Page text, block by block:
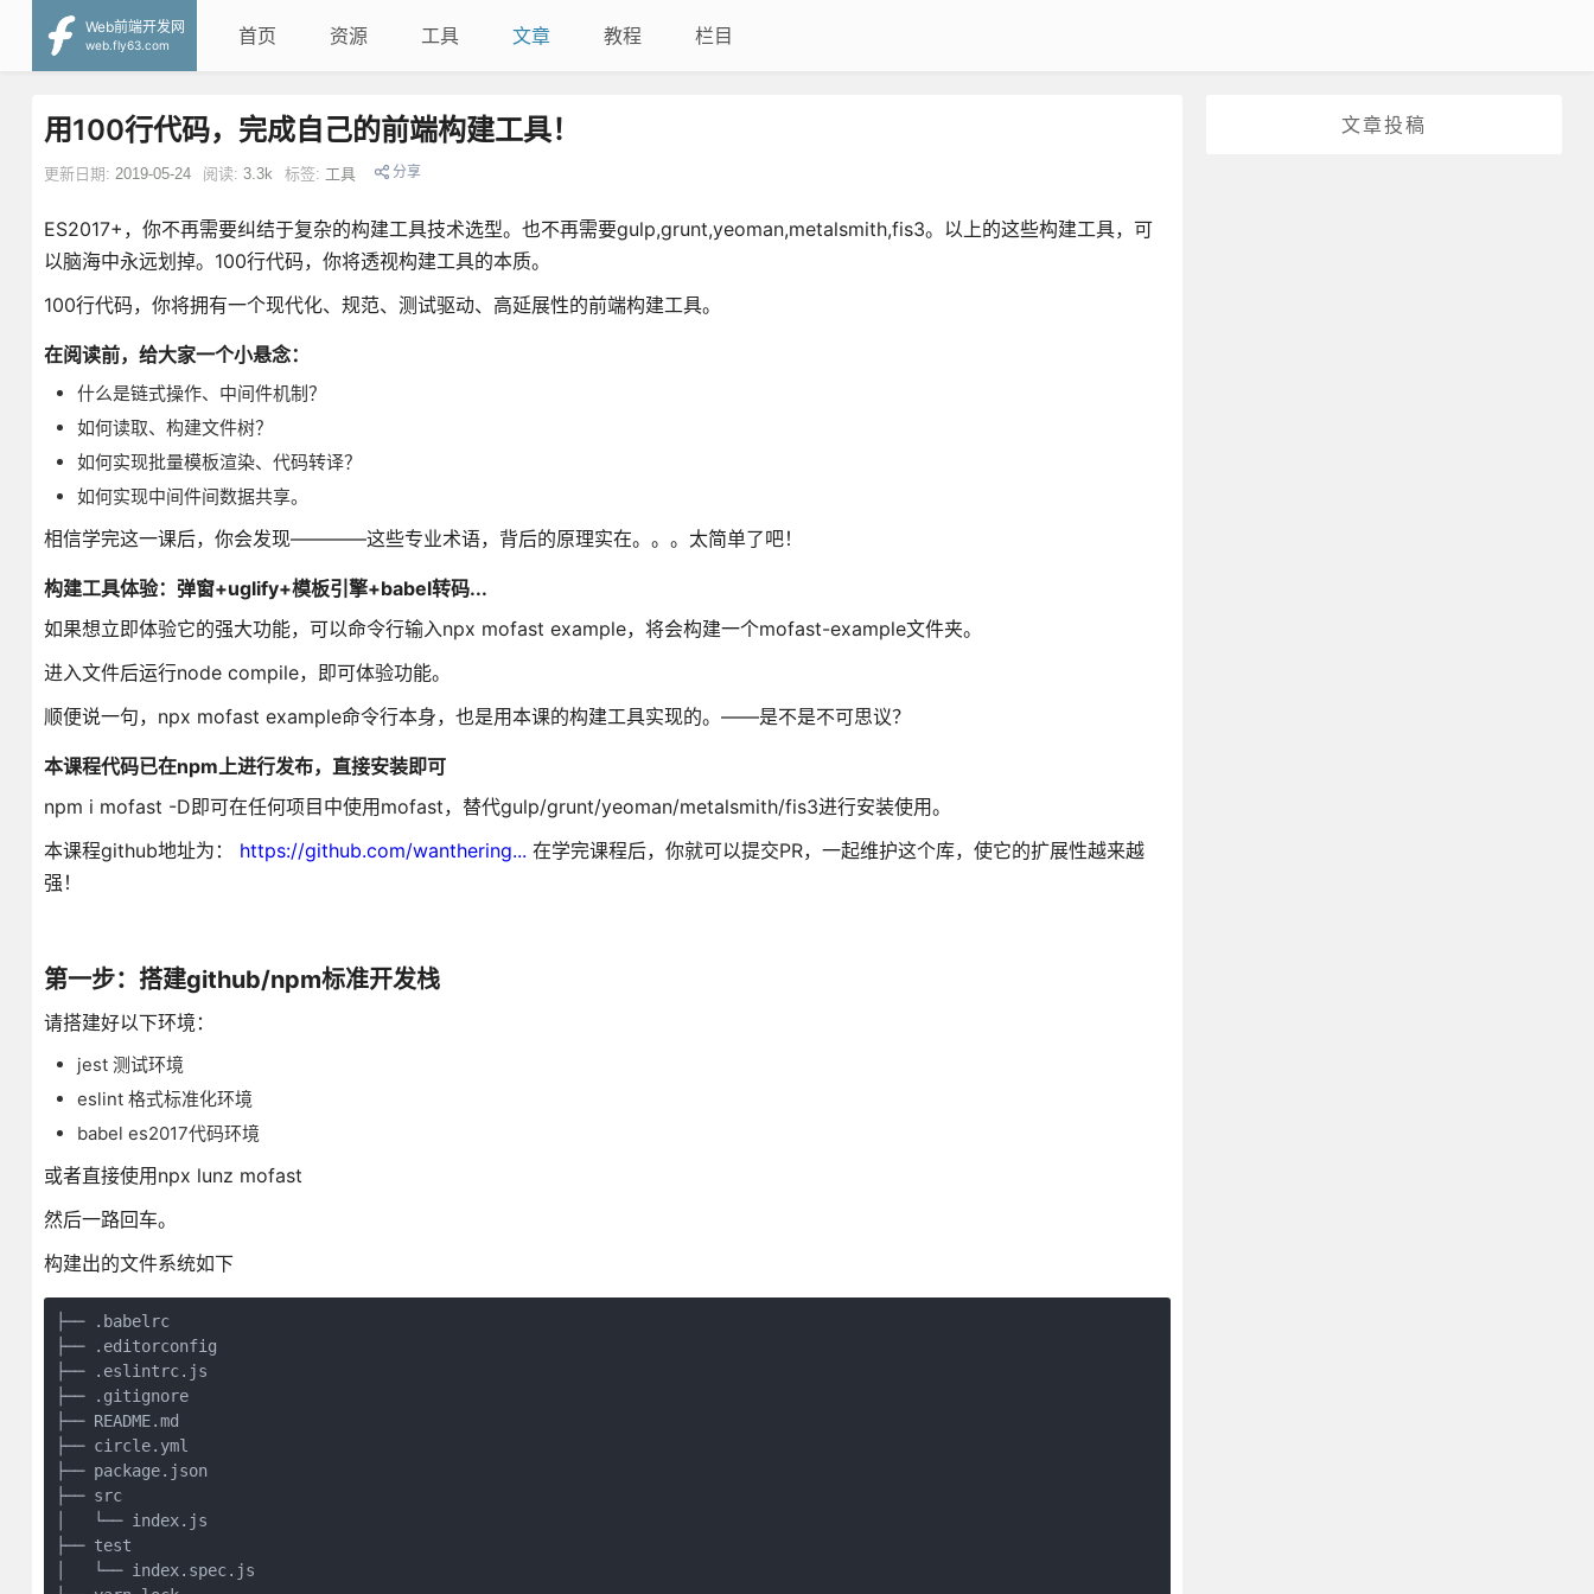
Web前端开发网
web.fly63.com
首页 资源 工具 文章 教程 栏目
文章投稿
用100行代码，完成自己的前端构建工具！
更新日期: 2019-05-24 阅读: 3.3k 标签: 工具 分享
ES2017+，你不再需要纠结于复杂的构建工具技术选型。也不再需要gulp,grunt,yeoman,metalsmith,fis3。以上的这些构建工具，可
以脑海中永远划掉。100行代码，你将透视构建工具的本质。
100行代码，你将拥有一个现代化、规范、测试驱动、高延展性的前端构建工具。
在阅读前，给大家一个小悬念：
什么是链式操作、中间件机制？
如何读取、构建文件树？
如何实现批量模板渲染、代码转译？
如何实现中间件间数据共享。
相信学完这一课后，你会发现————这些专业术语，背后的原理实在。。。太简单了吧！
构建工具体验：弹窗+uglify+模板引擎+babel转码...
如果想立即体验它的强大功能，可以命令行输入npx mofast example，将会构建一个mofast-example文件夹。
进入文件后运行node compile，即可体验功能。
顺便说一句，npx mofast example命令行本身，也是用本课的构建工具实现的。——是不是不可思议？
本课程代码已在npm上进行发布，直接安装即可
npm i mofast -D即可在任何项目中使用mofast，替代gulp/grunt/yeoman/metalsmith/fis3进行安装使用。
本课程github地址为： https://github.com/wanthering... 在学完课程后，你就可以提交PR，一起维护这个库，使它的扩展性越来越
强！
第一步：搭建github/npm标准开发栈
请搭建好以下环境：
jest 测试环境
eslint 格式标准化环境
babel es2017代码环境
或者直接使用npx lunz mofast
然后一路回车。
构建出的文件系统如下
├── .babelrc
├── .editorconfig
├── .eslintrc.js
├── .gitignore
├── README.md
├── circle.yml
├── package.json
├── src
│   └── index.js
├── test
│   └── index.spec.js